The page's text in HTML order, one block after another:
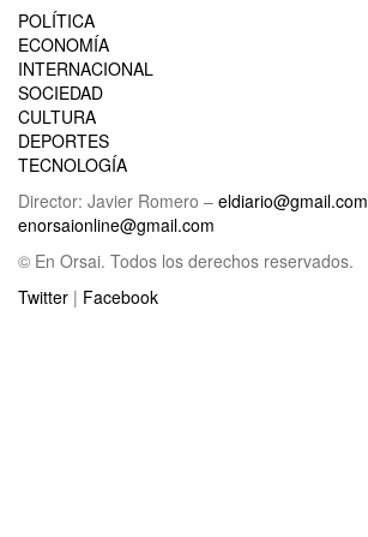
POLÍTICA
ECONOMÍA
INTERNACIONAL
SOCIEDAD
CULTURA
DEPORTES
TECNOLOGÍA
Director: Javier Romero – eldiario@gmail.com
enorsaionline@gmail.com
© En Orsai. Todos los derechos reservados.
Twitter | Facebook